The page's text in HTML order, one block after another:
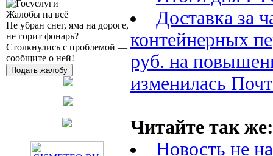
Жалобы на всё
Не убран снег, яма на дороге,
не горит фонарь?
Столкнулись с проблемой —
сообщите о ней!
Подать жалобу
Доставка за
контейнерных
руб. на
изменилась
Читайте так же:
Новость не